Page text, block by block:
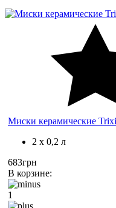
Миски керамические
2 x 0,2 л
683грн
В корзине:
1